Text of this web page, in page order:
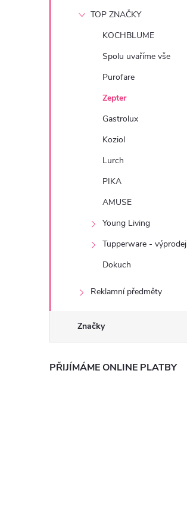
TOP ZNAČKY
KOCHBLUME
Spolu uvaříme vše
Purofare
Zepter
Gastrolux
Koziol
Lurch
PIKA
AMUSE
Young Living
Tupperware - výprodej
Dokuch
Reklamní předměty
Značky
PŘIJÍMÁME ONLINE PLATBY